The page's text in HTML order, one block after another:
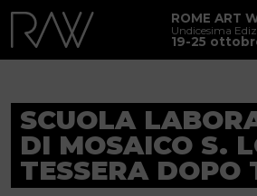
ROME ART
Undicesima
19-25
SCUOLA
DI MOSAICO S.
TESSERA DOPO